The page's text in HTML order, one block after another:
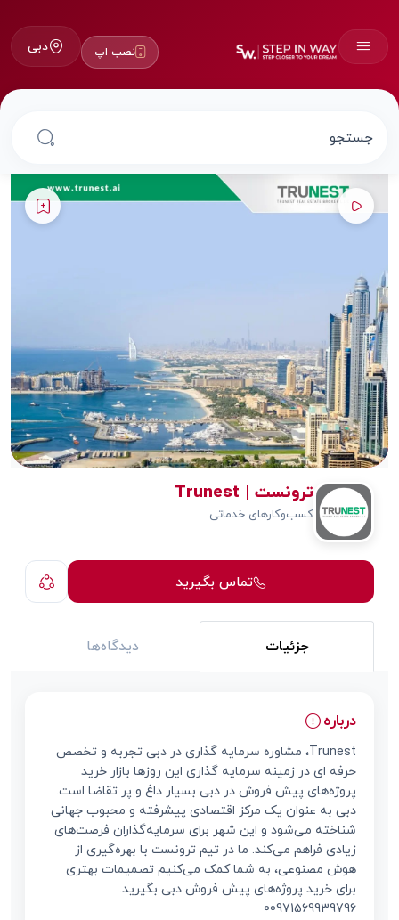
نصب اپ دبی
ترونست | Trunest
کسب‌وکارهای خدماتی
تماس بگیرید
جزئیات دیدگاه‌ها
درباره
Trunest، مشاوره سرمایه گذاری در دبی تجربه و تخصص
حرفه ای در زمینه سرمایه گذاری این روزها بازار خرید
پروژه‌های پیش فروش در دبی بسیار داغ و پر تقاضا است.
دبی به عنوان یک مرکز اقتصادی پیشرفته و محبوب جهانی
شناخته می‌شود و این شهر برای سرمایه‌گذاران فرصت‌های
زیادی فراهم می‌کند. ما در تیم ترونست با بهره‌گیری از
هوش مصنوعی، به شما کمک می‌کنیم تصمیمات بهتری
برای خرید پروژه‌های پیش فروش دبی بگیرید.
00971569939796